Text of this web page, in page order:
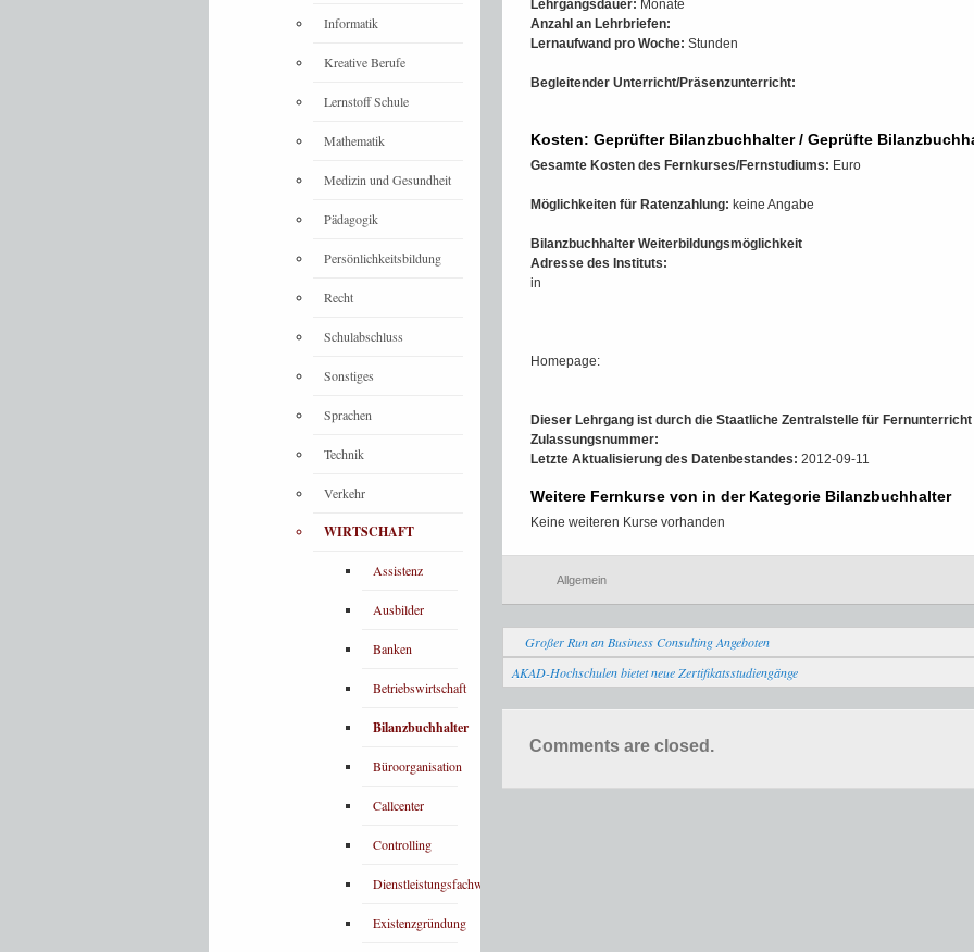
Lehrgangsdauer: Monate
Anzahl an Lehrbriefen:
Lernaufwand pro Woche: Stunden
Begleitender Unterricht/Präsenzunterricht:
Kosten: Geprüfter Bilanzbuchhalter / Geprüfte
Gesamte Kosten des Fernkurses/Fernstudiums: Euro
Möglichkeiten für Ratenzahlung: keine Angabe
Bilanzbuchhalter Weiterbildungsmöglichkeit
Adresse des Instituts:
in
Homepage:
Dieser Lehrgang ist durch die Staatliche Zentralstelle für Fernunterricht
Zulassungsnummer:
Letzte Aktualisierung des Datenbestandes: 2012-09-11
Weitere Fernkurse von in der Kategorie Bilanzbuchhalter
Keine weiteren Kurse vorhanden
Allgemein
Großer Run an Business Consulting Angeboten
AKAD-Hochschulen bietet neue Zertifikatsstudiengänge
Comments are closed.
Informatik
Kreative Berufe
Lernstoff Schule
Mathematik
Medizin und Gesundheit
Pädagogik
Persönlichkeitsbildung
Recht
Schulabschluss
Sonstiges
Sprachen
Technik
Verkehr
WIRTSCHAFT
Assistenz
Ausbilder
Banken
Betriebswirtschaft
Bilanzbuchhalter
Büroorganisation
Callcenter
Controlling
Dienstleistungsfachwirt
Existenzgründung